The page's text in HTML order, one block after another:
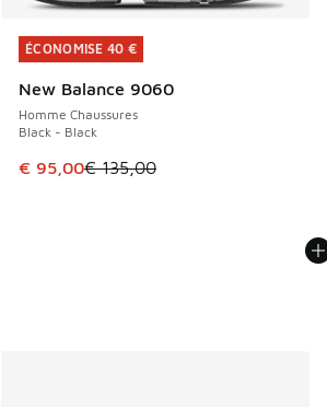
ÉCONOMISE 40 €
New Balance 9060
Homme Chaussures
Black - Black
Cet article est en promotion. Prix en
€ 95,00€ 135,00
ÉCONOMISE 40 €